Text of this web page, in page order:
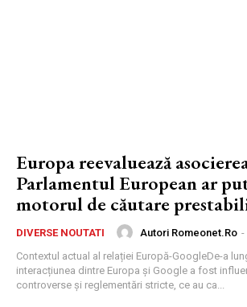
Europa reevaluează
Parlamentul European ar
motorul de căutare
DIVERSE NOUTATI Autori Romeonet.ro -
Contextul actual al relației Europă-GoogleDe-a
interacțiunea dintre Europa și Google a fost
controverse și reglementări stricte, ce au ca...